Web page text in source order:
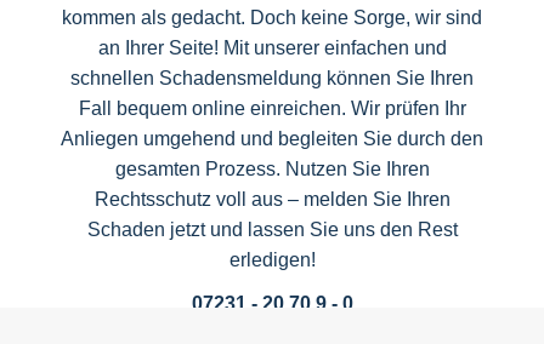
kommen als gedacht. Doch keine Sorge, wir sind
an Ihrer Seite! Mit unserer einfachen und
schnellen Schadensmeldung können Sie Ihren
Fall bequem online einreichen. Wir prüfen Ihr
Anliegen umgehend und begleiten Sie durch den
gesamten Prozess. Nutzen Sie Ihren
Rechtsschutz voll aus – melden Sie Ihren
Schaden jetzt und lassen Sie uns den Rest
erledigen!
07231 - 20 70 9 - 0